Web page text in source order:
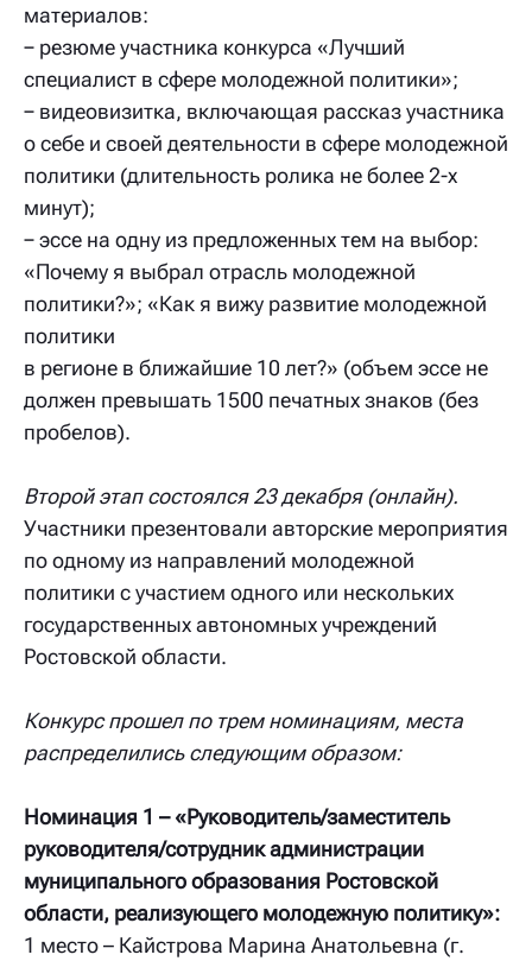
материалов:
− резюме участника конкурса «Лучший
специалист в сфере молодежной политики»;
− видеовизитка, включающая рассказ участника
о себе и своей деятельности в сфере молодежной
политики (длительность ролика не более 2-х
минут);
− эссе на одну из предложенных тем на выбор:
«Почему я выбрал отрасль молодежной
политики?»; «Как я вижу развитие молодежной
политики
в регионе в ближайшие 10 лет?» (объем эссе не
должен превышать 1500 печатных знаков (без
пробелов).
Второй этап состоялся 23 декабря (онлайн).
Участники презентовали авторские мероприятия
по одному из направлений молодежной
политики с участием одного или нескольких
государственных автономных учреждений
Ростовской области.
Конкурс прошел по трем номинациям, места
распределились следующим образом:
Номинация 1 – «Руководитель/заместитель
руководителя/сотрудник администрации
муниципального образования Ростовской
области, реализующего молодежную политику»:
1 место – Кайстрова Марина Анатольевна (г.